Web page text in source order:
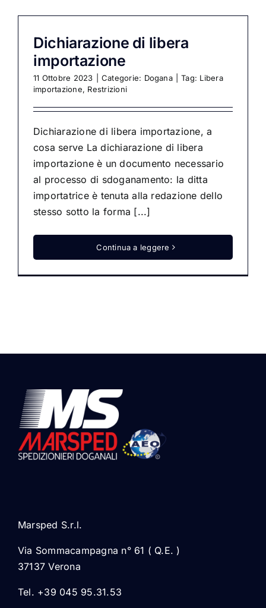
Dichiarazione di libera
importazione
11 Ottobre 2023 Categorie: Dogana Tag: Libera
importazione, Restrizioni
Dichiarazione di libera importazione, a
cosa serve La dichiarazione di libera
importazione è un documento necessario
al processo di sdoganamento: la ditta
importatrice è tenuta alla redazione dello
stesso sotto la forma [...]
Continua a leggere
Marsped S.r.l.
Via Sommacampagna n° 61 ( Q.E. )
37137 Verona
Tel. +39 045 95.31.53